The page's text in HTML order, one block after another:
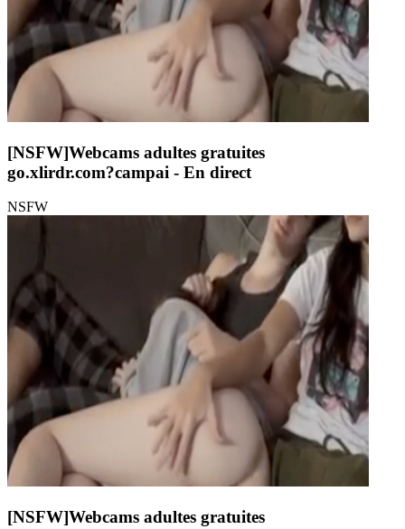
[NSFW]Webcams adultes gratuites
go.xlirdr.com?campai - En direct
NSFW
[NSFW]Webcams adultes gratuites